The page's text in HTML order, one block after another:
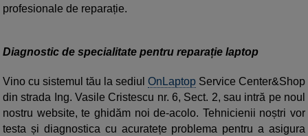
profesionale de reparație.
Diagnostic de specialitate pentru reparație laptop
Vino cu sistemul tău la sediul OnLaptop Service Center&Shop
din strada Ing. Vasile Cristescu nr. 6, Sect. 2, sau intră pe noul
nostru website, te ghidăm noi de-acolo. Tehnicienii noștri vor
testa și diagnostica cu acuratețe problema pentru a asigura